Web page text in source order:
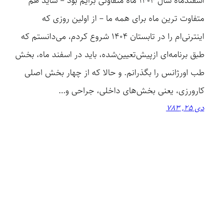
متفاوت ترین ماه برای همه ما – از اولین روزی که
اینترنی‌ام را در تابستان 1404 شروع کردم، می‌دانستم که
طبق برنامه‌ای ازپیش‌تعیین‌شده، باید در اسفند ماه، بخش
طب اورژانس را بگذرانم. و حالا که از چهار بخش اصلی
کارورزی، یعنی بخش‌های داخلی، جراحی و…
دی 25, 783